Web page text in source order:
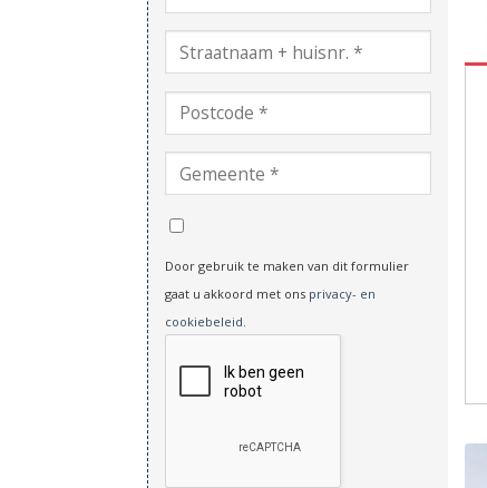
Door gebruik te maken van dit formulier
gaat u akkoord met ons privacy- en
cookiebeleid